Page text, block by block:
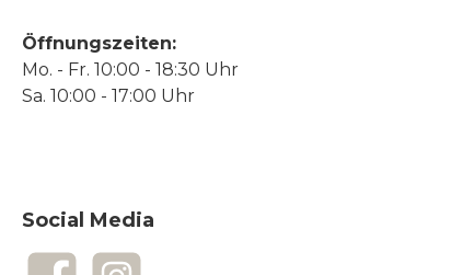
Öffnungszeiten:
Mo. - Fr. 10:00 - 18:30 Uhr
Sa. 10:00 - 17:00 Uhr
Social Media